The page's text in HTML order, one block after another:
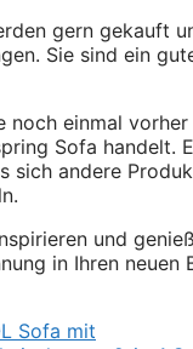
gern gekauft
Sie sind ein
noch einmal
Sofa handelt.
sich andere
und
in Ihren neuen